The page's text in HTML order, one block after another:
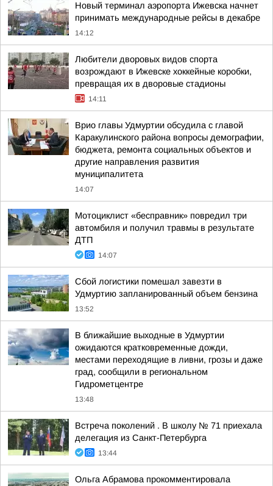
Новый терминал аэропорта Ижевска начнет
принимать международные рейсы в декабре
14:12
Любители дворовых видов спорта
возрождают в Ижевске хоккейные коробки,
превращая их в дворовые стадионы
14:11
Врио главы Удмуртии обсудила с главой
Каракулинского района вопросы демографии,
бюджета, ремонта социальных объектов и
другие направления развития
муниципалитета
14:07
Мотоциклист «бесправник» повредил три
автомбиля и получил травмы в результате
ДТП
14:07
Сбой логистики помешал завезти в
Удмуртию запланированный объем бензина
13:52
В ближайшие выходные в Удмуртии
ожидаются кратковременные дожди,
местами переходящие в ливни, грозы и даже
град, сообщили в региональном
Гидрометцентре
13:48
Встреча поколений . В школу № 71 приехала
делегация из Санкт-Петербурга
13:44
Ольга Абрамова прокомментировала